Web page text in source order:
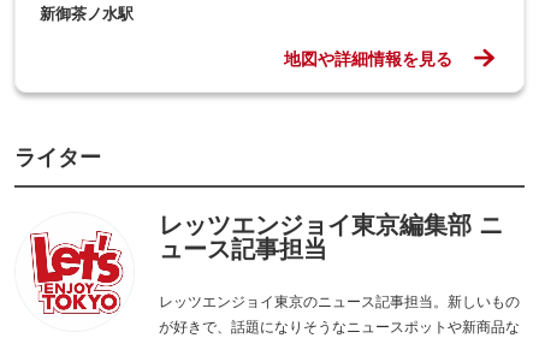
新御茶ノ水駅
地図や詳細情報を見る
ライター
レッツエンジョイ東京編集部 ニ
ュース記事担当
レッツエンジョイ東京のニュース記事担当。新しいもの
が好きで、話題になりそうなニュースポットや新商品な